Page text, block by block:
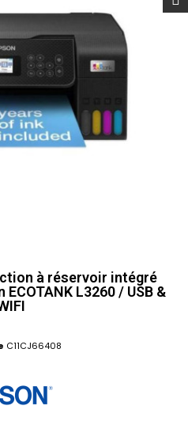
à réservoir intégré
L3260 / USB &
C11CJ66408